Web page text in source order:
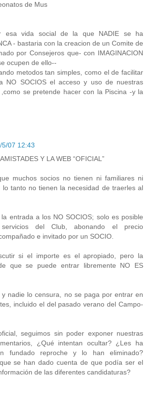
de Mus
esa vida social de la que NADIE se ha
- bastaria con la creacion de un Comite de
por Consejeros que- con IMAGINACION
ocupen de ello--
metodos tan simples, como el de facilitar
NO SOCIOS el acceso y uso de nuestras
,como se pretende hacer con la Piscina -y la
5/07 12:43
Y LA WEB “OFICIAL”
muchos socios no tienen ni familiares ni
lo tanto no tienen la necesidad de traerles al
la entrada a los NO SOCIOS; solo es posible
del Club, abonando el precio
e invitado por un SOCIO.
si el importe es el apropiado, pero la
que se puede entrar libremente NO ES
y nadie lo censura, no se paga por entrar en
incluido el del pasado verano del Campo-
seguimos sin poder exponer nuestras
¿Qué intentan ocultar? ¿Les ha
fundado reproche y lo han eliminado?
se han dado cuenta de que podía ser el
de las diferentes candidaturas?